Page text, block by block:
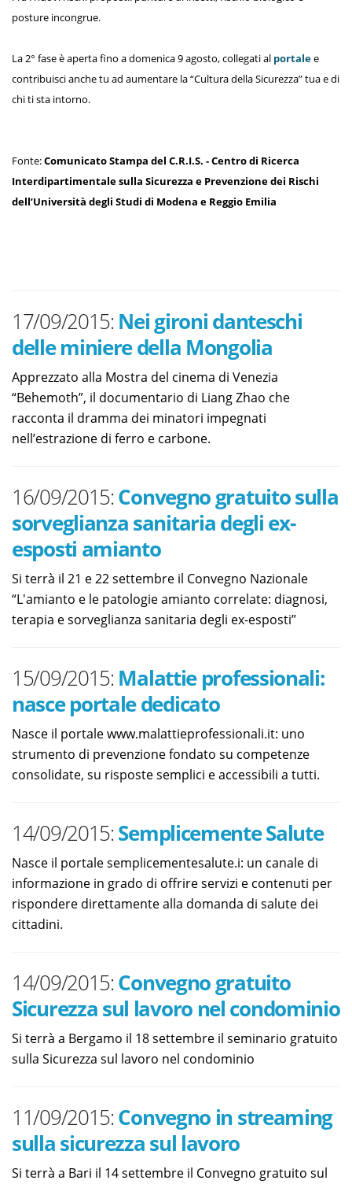
posture incongrue.
La 2° fase è aperta fino a domenica 9 agosto, collegati al portalee
contribuisci anche tu ad aumentare la “Cultura della Sicurezza” tua e di
chi ti sta intorno.
Fonte:Comunicato Stampa del C.R.I.S. - Centro di Ricerca
Interdipartimentale sulla Sicurezza e Prevenzione dei Rischi
dell’Università degli Studi di Modena e Reggio Emilia
17/09/2015: Nei gironi danteschi
delle miniere della Mongolia
Apprezzato alla Mostra del cinema di Venezia
“Behemoth”, il documentario di Liang Zhao che
racconta il dramma dei minatori impegnati
nell’estrazione di ferro e carbone.
16/09/2015:Convegno gratuito sulla
sorveglianza sanitaria degli ex-
esposti amianto
Si terrà il 21 e 22 settembre il Convegno Nazionale
“L'amianto e le patologie amianto correlate: diagnosi,
terapia e sorveglianza sanitaria degli ex-esposti”
15/09/2015: Malattie professionali:
nasce portale dedicato
Nasce il portale www.malattieprofessionali.it: uno
strumento di prevenzione fondato su competenze
consolidate, su risposte semplici e accessibili a tutti.
14/09/2015:Semplicemente Salute
Nasce il portale semplicementesalute.i: un canale di
informazione in grado di offrire servizi e contenuti per
rispondere direttamente alla domanda di salute dei
cittadini.
14/09/2015:Convegno gratuito
Sicurezza sul lavoro nel condominio
Si terrà a Bergamo il 18 settembre il seminario gratuito
sulla Sicurezza sul lavoro nel condominio
11/09/2015:Convegno in streaming
sulla sicurezza sul lavoro
Si terrà a Bari il 14 settembre il Convegno gratuito sul